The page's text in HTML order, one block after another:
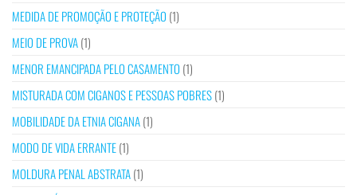
MEDIDA DE PROMOÇÃO E PROTEÇÃO (1)
MEIO DE PROVA(1)
MENOR EMANCIPADA PELO CASAMENTO (1)
MISTURADA COM CIGANOS E PESSOAS POBRES(1)
MOBILIDADE DA ETNIA CIGANA(1)
MODO DE VIDA ERRANTE(1)
MOLDURA PENAL ABSTRATA(1)